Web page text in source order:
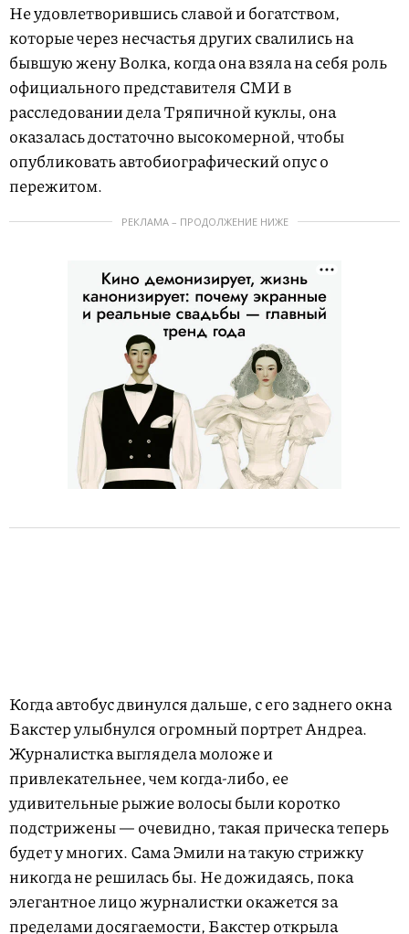
Не удовлетворившись славой и богатством,
которые через несчастья других свалились на
бывшую жену Волка, когда она взяла на себя роль
официального представителя СМИ в
расследовании дела Тряпичной куклы, она
оказалась достаточно высокомерной, чтобы
опубликовать автобиографический опус о
пережитом.
РЕКЛАМА – ПРОДОЛЖЕНИЕ НИЖЕ
Когда автобус двинулся дальше, с его заднего окна
Бакстер улыбнулся огромный портрет Андреа.
Журналистка выглядела моложе и
привлекательнее, чем когда-либо, ее
удивительные рыжие волосы были коротко
подстрижены — очевидно, такая прическа теперь
будет у многих. Сама Эмили на такую стрижку
никогда не решилась бы. Не дожидаясь, пока
элегантное лицо журналистки окажется за
пределами досягаемости, Бакстер открыла